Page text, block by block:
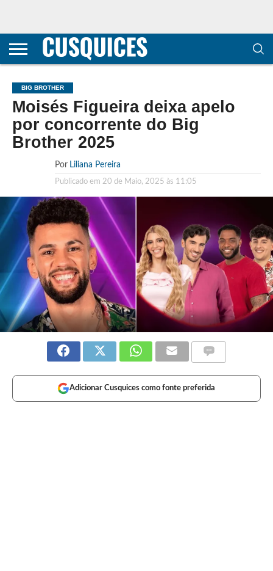
CONTACTOS
HOME
POLÍTICA DE
E COOKIES
SOBRE
TERMOS E
TRANSPARÊNCIA
METODOLOGIA
BIG BROTHER
Moisés Figueira deixa apelo
por concorrente do Big
Brother 2025
Por Liliana Pereira
Publicado em 20 de Maio, 2025 às 11:05
Adicionar Cusquices como fonte preferida